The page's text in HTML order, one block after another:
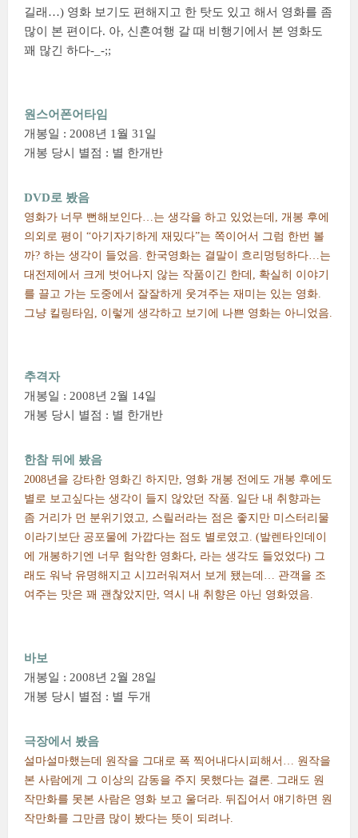
길래…) 영화 보기도 편해지고 한 탓도 있고 해서 영화를 좀
많이 본 편이다. 아, 신혼여행 갈 때 비행기에서 본 영화도
꽤 많긴 하다-_-;;
원스어폰어타임
개봉일 : 2008년 1월 31일
개봉 당시 별점 : 별 한개반
DVD로 봤음
영화가 너무 뻔해보인다…는 생각을 하고 있었는데, 개봉 후에
의외로 평이 “아기자기하게 재밌다”는 쪽이어서 그럼 한번 볼
까? 하는 생각이 들었음. 한국영화는 결말이 흐리멍텅하다…는
대전제에서 크게 벗어나지 않는 작품이긴 한데, 확실히 이야기
를 끌고 가는 도중에서 잘잘하게 웃겨주는 재미는 있는 영화.
그냥 킬링타임, 이렇게 생각하고 보기에 나쁜 영화는 아니었음.
추격자
개봉일 : 2008년 2월 14일
개봉 당시 별점 : 별 한개반
한참 뒤에 봤음
2008년을 강타한 영화긴 하지만, 영화 개봉 전에도 개봉 후에도
별로 보고싶다는 생각이 들지 않았던 작품. 일단 내 취향과는
좀 거리가 먼 분위기였고, 스릴러라는 점은 좋지만 미스터리물
이라기보단 공포물에 가깝다는 점도 별로였고. (발렌타인데이
에 개봉하기엔 너무 험악한 영화다, 라는 생각도 들었었다) 그
래도 워낙 유명해지고 시끄러워져서 보게 됐는데… 관객을 조
여주는 맛은 꽤 괜찮았지만, 역시 내 취향은 아닌 영화였음.
바보
개봉일 : 2008년 2월 28일
개봉 당시 별점 : 별 두개
극장에서 봤음
설마설마했는데 원작을 그대로 폭 찍어내다시피해서… 원작을
본 사람에게 그 이상의 감동을 주지 못했다는 결론. 그래도 원
작만화를 못본 사람은 영화 보고 울더라. 뒤집어서 얘기하면 원
작만화를 그만큼 많이 봤다는 뜻이 되려나.